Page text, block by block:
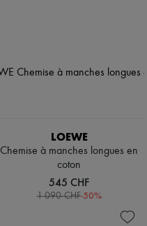
LOEWE
Chemise à manches longues en
coton
545 CHF
1 090 CHF-50%